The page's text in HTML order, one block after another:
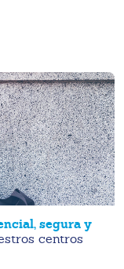
segura y
centros